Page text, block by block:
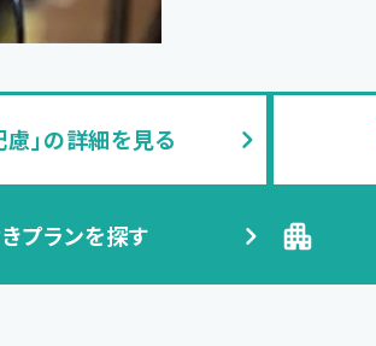
慮」の詳細を見る
プランを探す